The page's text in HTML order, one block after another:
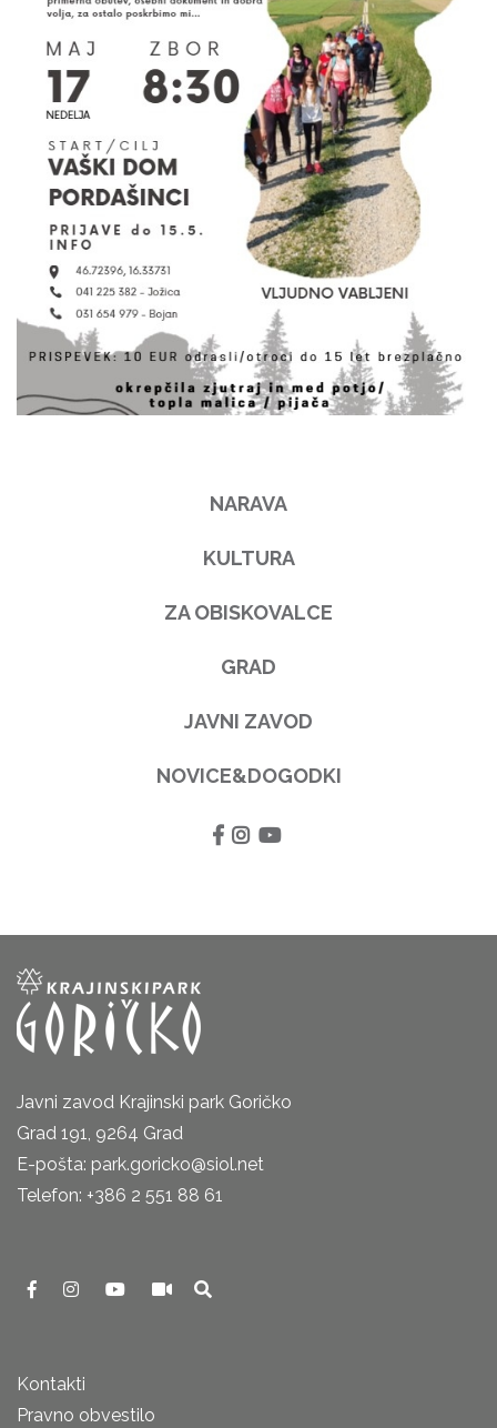
NARAVA
KULTURA
ZA OBISKOVALCE
GRAD
JAVNI ZAVOD
NOVICE&DOGODKI
Javni zavod Krajinski park Goričko
Grad 191, 9264 Grad
E-pošta: park.goricko@siol.net
Telefon: +386 2 551 88 61
Kontakti
Pravno obvestilo